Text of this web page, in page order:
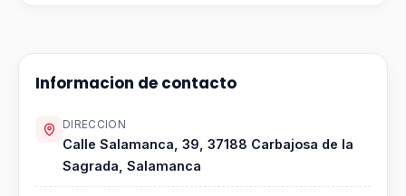
Informacion de contacto
DIRECCION
Calle Salamanca, 39, 37188 Carbajosa de la
Sagrada, Salamanca